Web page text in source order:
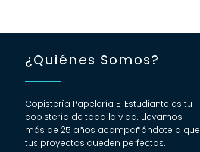
¿Quiénes Somos?
Copistería Papelería El Estudiante es tu
copistería de toda la vida. Llevamos
más de 25 años acompañándote a que
tus proyectos queden perfectos.